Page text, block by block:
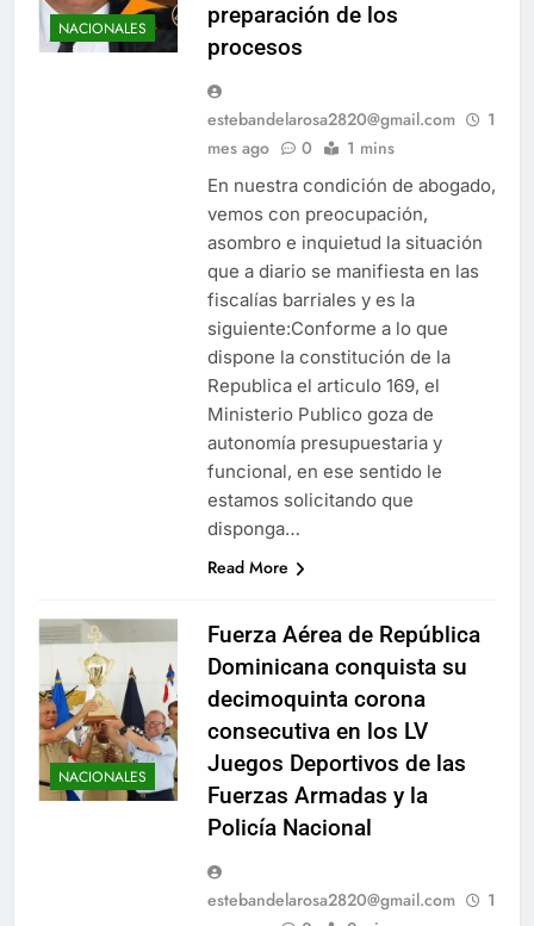
NACIONALES
preparación de los
procesos
estebandelarosa2820@gmail.com
1
mes ago
0 1 mins
En nuestra condición de abogado,
vemos con preocupación,
asombro e inquietud la situación
que a diario se manifiesta en las
fiscalías barriales y es la
siguiente:Conforme a lo que
dispone la constitución de la
Republica el articulo 169, el
Ministerio Publico goza de
autonomía presupuestaria y
funcional, en ese sentido le
estamos solicitando que
disponga…
Read More
NACIONALES
Fuerza Aérea de República
Dominicana conquista su
decimoquinta corona
consecutiva en los LV
Juegos Deportivos de las
Fuerzas Armadas y la
Policía Nacional
estebandelarosa2820@gmail.com
1